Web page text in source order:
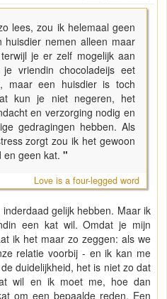
lees, zou ik helemaal geen
nemen alleen maar
je er zelf mogelijk aan
vriendin chocoladeijs eet
maar een huisdier is toch
kun je niet negeren, het
en verzorging nodig en
gedragingen hebben. Als
zorgt zou ik het gewoon
en geen kat. "
Love is a four-legged word
gelijk hebben. Maar ik
een kat wil. Omdat je mijn
ik het maar zo zeggen: als we
relatie voorbij - en ik kan me
duidelijkheid, het is niet zo dat
wil en ik moet me, hoe dan
om een bepaalde reden. Een